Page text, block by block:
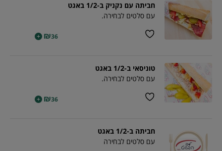
חביתה עם נקניק ב-1/2 באגט
עם סלטים לבחירה.
₪36
+
טוניסאי ב-1/2 באגט
עם סלטים לבחירה.
₪36
+
חביתה ב-1/2 באגט
עם סלטים לבחירה